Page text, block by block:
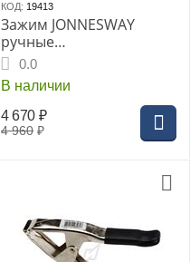
КОД: 19413
Зажим JONNESWAY
ручные
тиски"Струбцина" с С-
образным захватом 450
мм (P53M18)
0.0
В наличии
4 960 ₽
4 670 ₽